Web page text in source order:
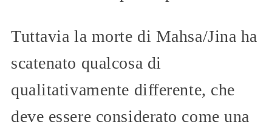
Tuttavia la morte di Mahsa/Jina ha
scatenato qualcosa di
qualitativamente differente, che
deve essere considerato come una